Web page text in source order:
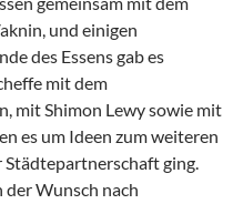
und einigen
des Essens gab es
mit dem
mit Shimon Lewy sowie mit
es um Ideen zum weiteren
ging.
Wunsch nach